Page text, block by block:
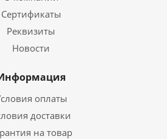
Сертификаты
Реквизиты
Новости
оплаты
доставки
на товар